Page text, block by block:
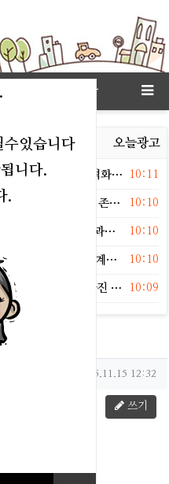
수있습니다
니다.
.
링크모아
운세 오늘포토 오늘광고
등록일
10:11
전세금 분쟁 격화[종합]
등록일
10:10
같은 존재" [MHN:글로벌]
등록일
10:10
진 얼굴'…"과거와 딴판"
등록일
10:10
성 기다리다 계속 불발"
등록일
10:09
꾼 “살 빠진 줄 알았는데”
작성일
2025.11.15 12:32
쓰기